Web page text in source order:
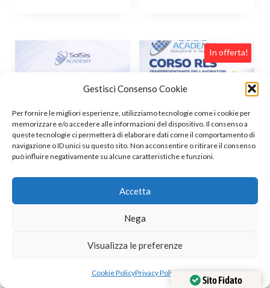
Gestisci Consenso Cookie
Per fornire le migliori esperienze, utilizziamo tecnologie come i cookie per
memorizzare e/o accedere alle informazioni del dispositivo. Il consenso a
queste tecnologie ci permetterà di elaborare dati come il comportamento di
navigazione o ID unici su questo sito. Non acconsentire o ritirare il consenso
può influire negativamente su alcune caratteristiche e funzioni.
Accetta
Nega
Visualizza le preferenze
Cookie PolicyPrivacy Policy
Corso per Preposto
Lavoro –
Con Certificazione, Corsi,
Regione Campania
In offerta!
Corso per RLS –
Lavoratori per la
Con Certificazione
Regione Campania
Sito Fidato